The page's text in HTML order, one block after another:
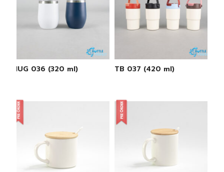
MUG 036 (320 ml) TB 037 (420 ml)